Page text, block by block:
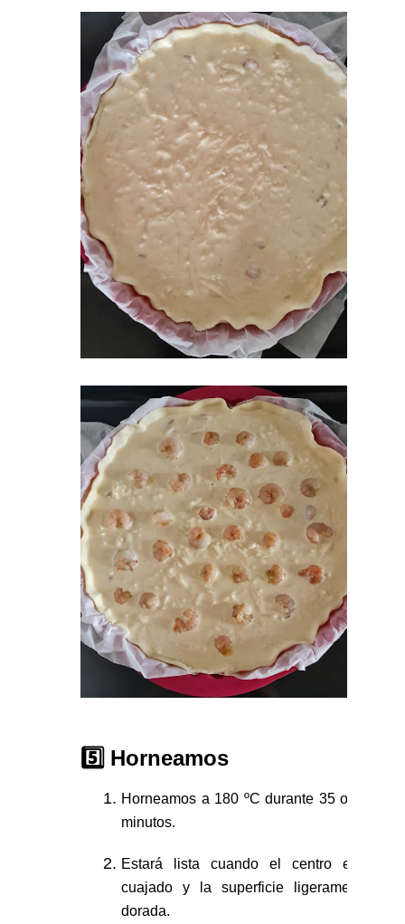
5️⃣ Horneamos
Horneamos a 180 ºC durante 35 o 40
minutos.
Estará lista cuando el centro esté
cuajado y la superficie ligeramente
dorada.